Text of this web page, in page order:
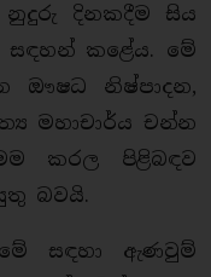
දිනකදීම සිය
සඳහන් කළේය. මේ
ඖෂධ නිෂ්පාදන,
මහාචාර්ය චන්න
කරල පිළිබඳව
බවයි.
සඳහා ඇණවුම්